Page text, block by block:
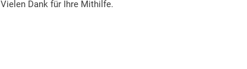
Vielen Dank für Ihre Mithilfe.